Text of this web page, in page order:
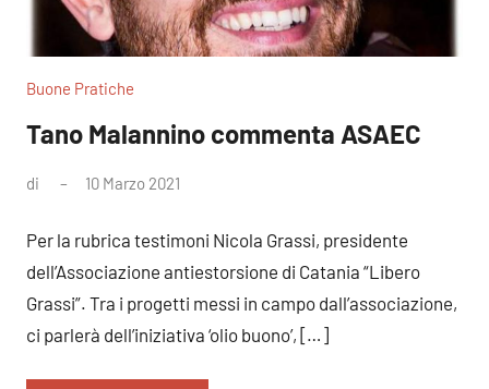
Buone Pratiche
Tano Malannino commenta ASAEC
di 10 Marzo 2021
Per la rubrica testimoni Nicola Grassi, presidente
dell’Associazione antiestorsione di Catania “Libero
Grassi”. Tra i progetti messi in campo dall’associazione,
ci parlerà dell’iniziativa ‘olio buono’, […]